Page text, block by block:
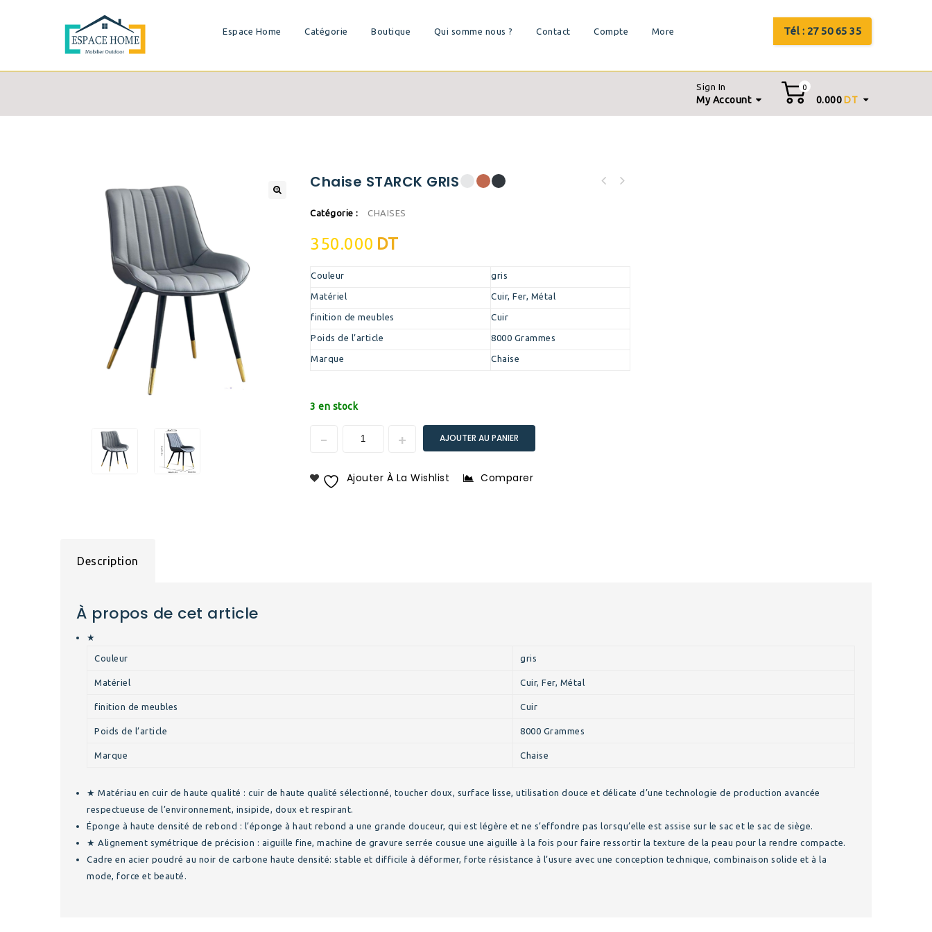
Espace Home Catégorie Boutique Qui somme nous ? Contact Compte More Tél : 27 50 65 35
Sign In
My Account
0
0.000DT
Chaise STARCK GRIS
Catégorie : CHAISES
350.000 DT
Couleur gris
Matériel Cuir, Fer, Métal
finition de meubles Cuir
Poids de l’article 8000 Grammes
Marque Chaise
3 en stock
AJOUTER AU PANIER
Ajouter À La Wishlist Comparer
Description
À propos de cet article
★
Couleur gris
Matériel Cuir, Fer, Métal
finition de meubles Cuir
Poids de l’article 8000 Grammes
Marque Chaise
★ Matériau en cuir de haute qualité : cuir de haute qualité sélectionné, toucher doux, surface lisse, utilisation douce et délicate d’une technologie de production avancée
respectueuse de l’environnement, insipide, doux et respirant.
Éponge à haute densité de rebond : l’éponge à haut rebond a une grande douceur, qui est légère et ne s’effondre pas lorsqu’elle est assise sur le sac et le sac de siège.
★ Alignement symétrique de précision : aiguille fine, machine de gravure serrée cousue une aiguille à la fois pour faire ressortir la texture de la peau pour la rendre compacte.
Cadre en acier poudré au noir de carbone haute densité: stable et difficile à déformer, forte résistance à l’usure avec une conception technique, combinaison solide et à la
mode, force et beauté.